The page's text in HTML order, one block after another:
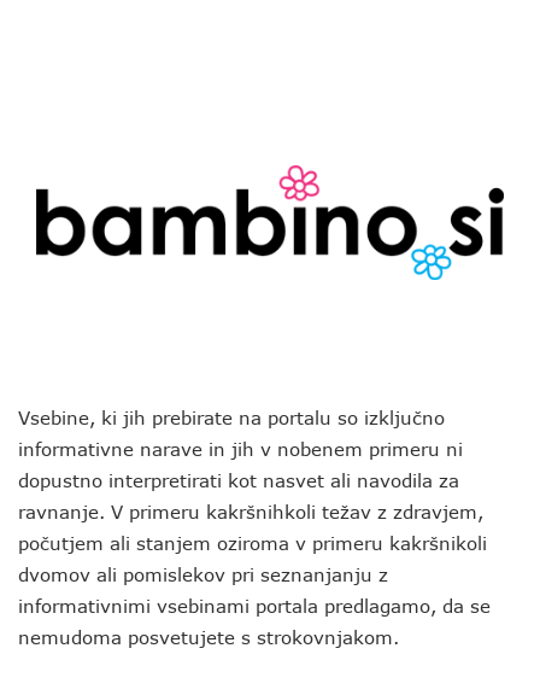
Vsebine, ki jih prebirate na portalu so izključno
informativne narave in jih v nobenem primeru ni
dopustno interpretirati kot nasvet ali navodila za
ravnanje. V primeru kakršnihkoli težav z zdravjem,
počutjem ali stanjem oziroma v primeru kakršnikoli
dvomov ali pomislekov pri seznanjanju z
informativnimi vsebinami portala predlagamo, da se
nemudoma posvetujete s strokovnjakom.